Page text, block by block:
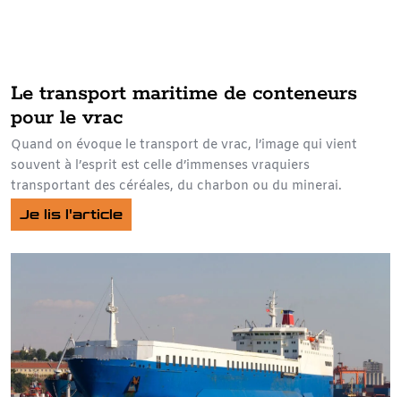
Le transport maritime de conteneurs
pour le vrac
Quand on évoque le transport de vrac, l’image qui vient
souvent à l’esprit est celle d’immenses vraquiers
transportant des céréales, du charbon ou du minerai.
Je lis l'article